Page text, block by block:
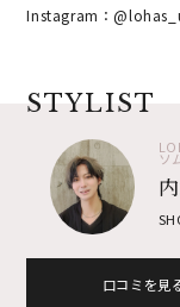
Instagram：
STYLIST
ソ
口コミを見